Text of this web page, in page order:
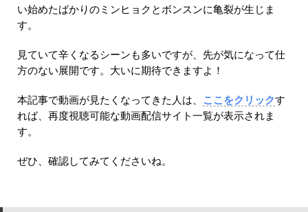
い始めたばかりのミンヒョクとボンスンに亀裂が生じま
す。
見ていて辛くなるシーンも多いですが、先が気になって仕
方のない展開です。大いに期待できますよ！
本記事で動画が見たくなってきた人は、 ここをクリックす
れば、再度視聴可能な動画配信サイト一覧が表示されま
す。
ぜひ、確認してみてくださいね。